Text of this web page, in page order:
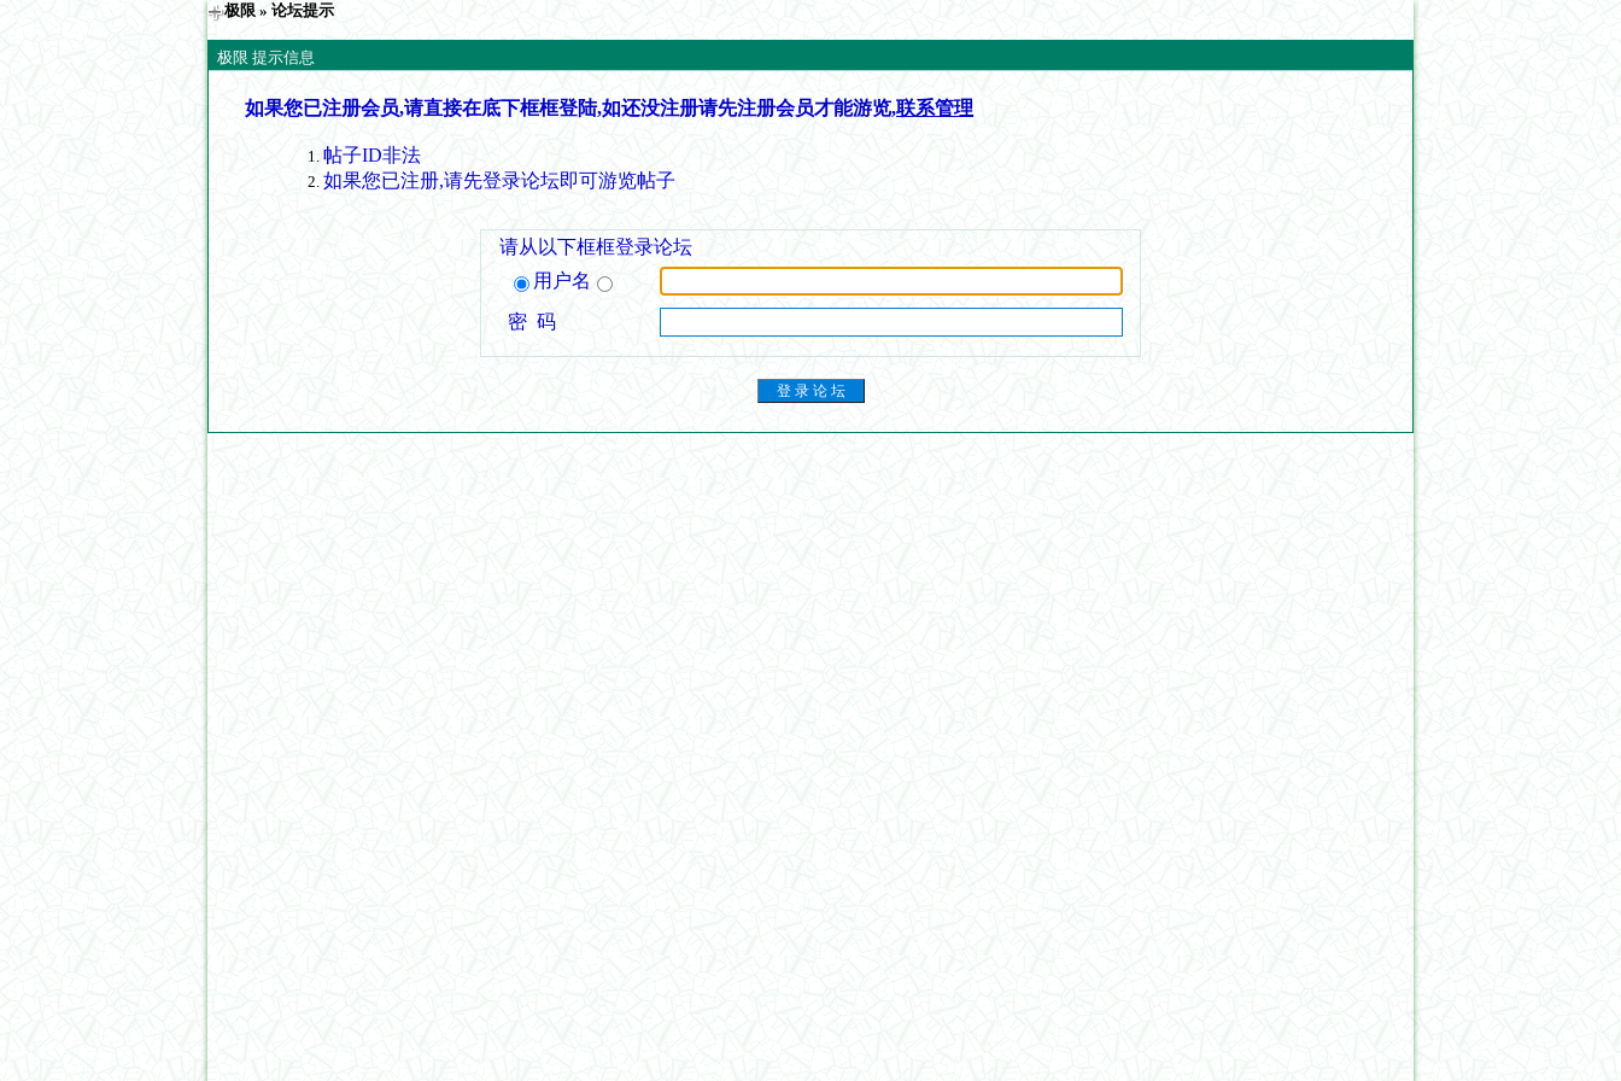
极限 » 论坛提示
极限 提示信息
如果您已注册会员,请直接在底下框框登陆,如还没注册请先注册会员才能游览,联系管理
帖子ID非法
如果您已注册,请先登录论坛即可游览帖子
请从以下框框登录论坛
用户名
密 码